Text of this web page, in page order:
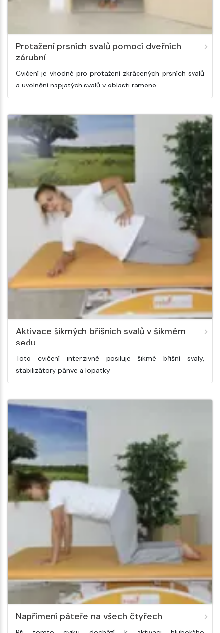
Protažení prsních svalů pomocí dveřních
zárubní
Cvičení je vhodné pro protažení zkrácených prsních svalů
a uvolnění napjatých svalů v oblasti ramene.
Aktivace šikmých břišních svalů v šikmém
sedu
Toto cvičení intenzivně posiluje šikmé břišní svaly,
stabilizátory pánve a lopatky.
Napřímení páteře na všech čtyřech